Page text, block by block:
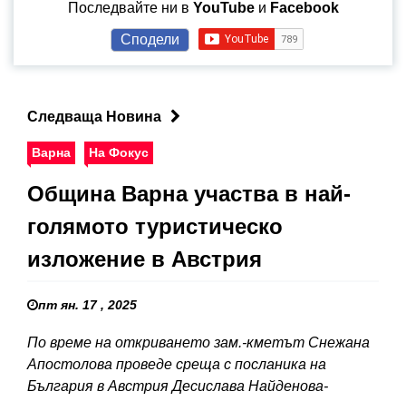
Последвайте ни в YouTubeи Facebook
Сподели
Следваща Новина
Варна На Фокус
Община Варна участва в най-
голямото туристическо
изложение в Австрия
пт ян. 17 , 2025
По време на откриването зам.-кметът Снежана
Апостолова проведе среща с посланика на
България в Австрия Десислава Найденова-